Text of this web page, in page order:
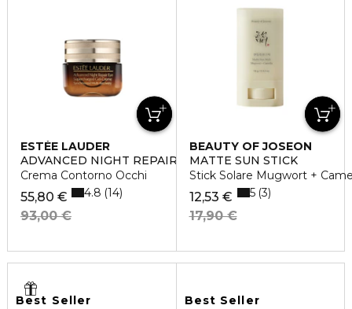
ESTÉE LAUDER
ADVANCED NIGHT REPAIR EYE GEL CREAM
Crema Contorno Occhi
55,80 €
93,00 €
4.8 14
BEAUTY OF JOSEON
MATTE SUN STICK
Stick Solare Mugwort +
12,53 €
17,90 €
5 3
Best Seller Best Seller